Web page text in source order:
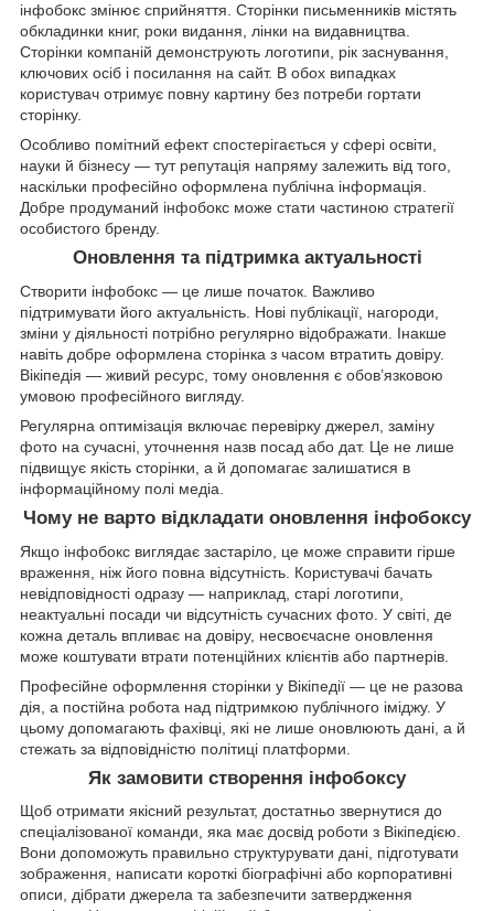
інфобокс змінює сприйняття. Сторінки письменників містять
обкладинки книг, роки видання, лінки на видавництва.
Сторінки компаній демонструють логотипи, рік заснування,
ключових осіб і посилання на сайт. В обох випадках
користувач отримує повну картину без потреби гортати
сторінку.
Особливо помітний ефект спостерігається у сфері освіти,
науки й бізнесу — тут репутація напряму залежить від того,
наскільки професійно оформлена публічна інформація.
Добре продуманий інфобокс може стати частиною стратегії
особистого бренду.
Оновлення та підтримка актуальності
Створити інфобокс — це лише початок. Важливо
підтримувати його актуальність. Нові публікації, нагороди,
зміни у діяльності потрібно регулярно відображати. Інакше
навіть добре оформлена сторінка з часом втратить довіру.
Вікіпедія — живий ресурс, тому оновлення є обов’язковою
умовою професійного вигляду.
Регулярна оптимізація включає перевірку джерел, заміну
фото на сучасні, уточнення назв посад або дат. Це не лише
підвищує якість сторінки, а й допомагає залишатися в
інформаційному полі медіа.
Чому не варто відкладати оновлення інфобоксу
Якщо інфобокс виглядає застаріло, це може справити гірше
враження, ніж його повна відсутність. Користувачі бачать
невідповідності одразу — наприклад, старі логотипи,
неактуальні посади чи відсутність сучасних фото. У світі, де
кожна деталь впливає на довіру, несвоєчасне оновлення
може коштувати втрати потенційних клієнтів або партнерів.
Професійне оформлення сторінки у Вікіпедії — це не разова
дія, а постійна робота над підтримкою публічного іміджу. У
цьому допомагають фахівці, які не лише оновлюють дані, а й
стежать за відповідністю політиці платформи.
Як замовити створення інфобоксу
Щоб отримати якісний результат, достатньо звернутися до
спеціалізованої команди, яка має досвід роботи з Вікіпедією.
Вони допоможуть правильно структурувати дані, підготувати
зображення, написати короткі біографічні або корпоративні
описи, дібрати джерела та забезпечити затвердження